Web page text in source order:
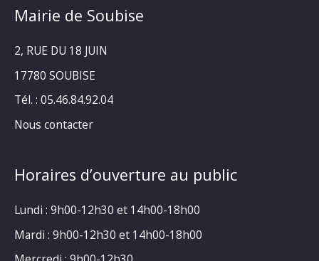
Mairie de Soubise
2, RUE DU 18 JUIN
17780 SOUBISE
Tél. : 05.46.84.92.04
Nous contacter
Horaires d’ouverture au public
Lundi : 9h00-12h30 et 14h00-18h00
Mardi : 9h00-12h30 et 14h00-18h00